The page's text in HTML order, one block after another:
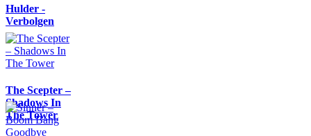
Hulder -
Verbolgen
The Scepter –
Shadows In
The Tower